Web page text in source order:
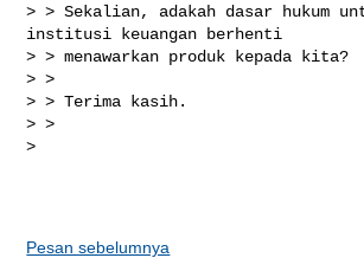
> > Sekalian, adakah dasar hukum
institusi keuangan berhenti
> > menawarkan produk kepada kita?
> >
> > Terima kasih.
> >
>
Pesan sebelumnya